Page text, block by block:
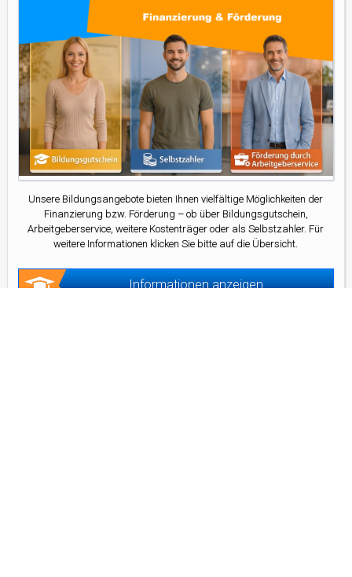
Unsere Bildungsangebote bieten Ihnen vielfältige Möglichkeiten der
Finanzierung bzw. Förderung – ob über Bildungsgutschein,
Arbeitgeberservice, weitere Kostenträger oder als Selbstzahler. Für
weitere Informationen klicken Sie bitte auf die Übersicht.
Informationen anzeigen